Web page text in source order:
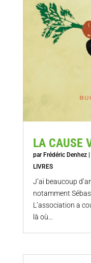
LA CAUSE
par Frédéric Denhez|
LIVRES
J’ai beaucoup
notamment
L’association a
là où...